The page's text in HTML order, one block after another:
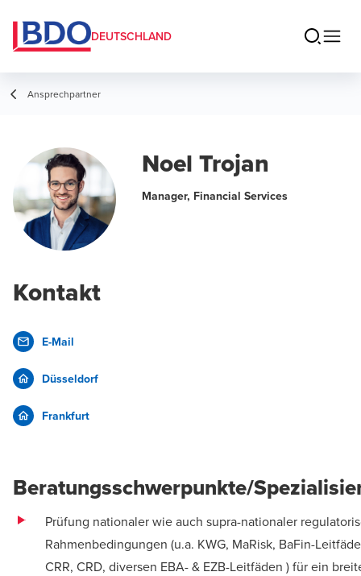
DEUTSCHLAND
Ansprechpartner
Noel Trojan
Manager, Financial Services
Kontakt
E-Mail
Düsseldorf
Frankfurt
Beratungsschwerpunkte/
Prüfung nationaler wie auch supra-nationaler
Rahmenbedingungen (u.a. KWG, MaRisk, BaFin-
CRR, CRD, diversen EBA- & EZB-Leitfäden ) für ein